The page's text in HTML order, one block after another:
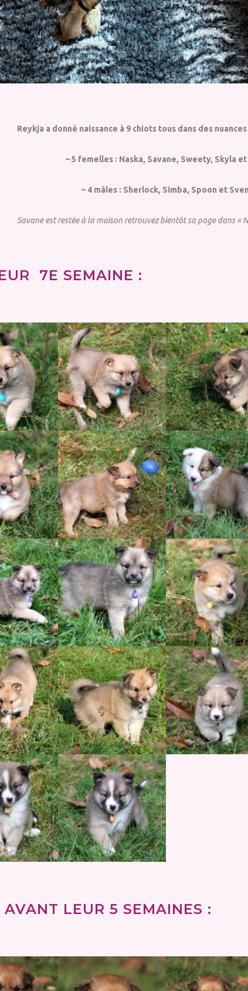
Reykja a donné naissance à 9 chiots tous dans des
– 5 femelles : Naska, Savane, Sweety, Skyla et
– 4 mâles : Sherlock, Simba, Spoon et Sven
Savane est restée à la maison retrouvez bientôt sa page dans «
7E SEMAINE :
LEUR 5 SEMAINES :